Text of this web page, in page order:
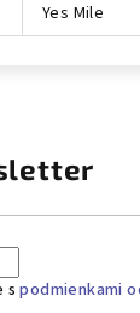
Yes Mile
spodmienkami